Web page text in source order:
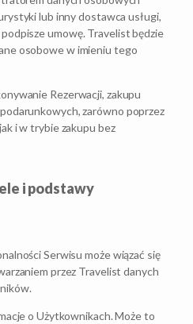
lub inny dostawca usługi,
umowę. Travelist będzie
osobowe w imieniu tego
Rezerwacji, zakupu
zarówno poprzez
i w trybie zakupu bez
i podstawy
Serwisu może wiązać się
przez Travelist danych
o Użytkownikach. Może to